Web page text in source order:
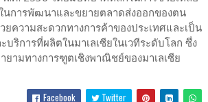
นการพัฒนาและขยายตลาดส่งออกของตน
ยความสะดวกทางการค้าของประเทศและเป็น
ริการที่ผลิตในมาเลเซียในเวทีระดับโลก ซึ่ง
ามทางการฑูตเชิงพาณิชย์ของมาเลเซีย
Facebook Twitter